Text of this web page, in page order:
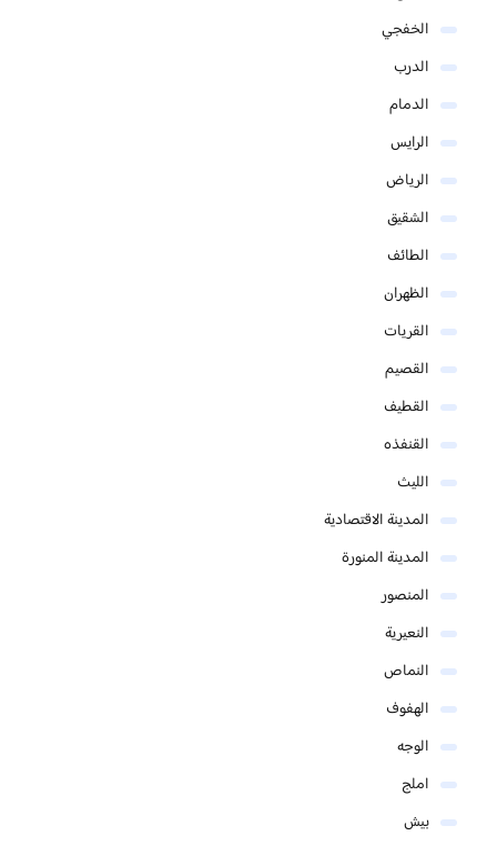
الخفجي
الدرب
الدمام
الرايس
الرياض
الشقيق
الطائف
الظهران
القريات
القصيم
القطيف
القنفذه
الليث
المدينة الاقتصادية
المدينة المنورة
المنصور
النعيرية
النماص
الهفوف
الوجه
املج
بيش